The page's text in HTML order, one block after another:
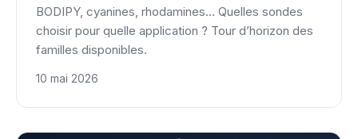
BODIPY, cyanines, rhodamines… Quelles sondes
choisir pour quelle application ? Tour d’horizon des
familles disponibles.
10 mai 2026